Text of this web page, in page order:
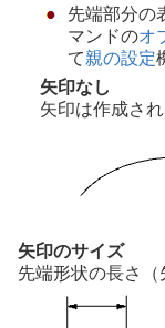
先端部分の
マンドのオ
て親の設定
矢印なし
矢印は作成され
矢印のサイズ
先端形状の長さ（